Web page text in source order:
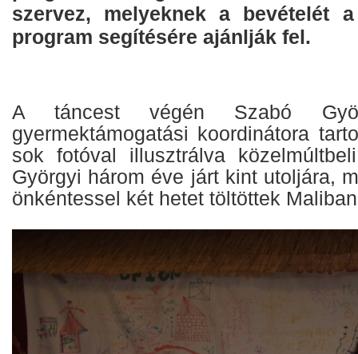
szervez, melyeknek a bevételét
program segítésére ajánlják fel.
A táncest végén Szabó
gyermektámogatási koordinátora
sok fotóval illusztrálva
Györgyi három éve járt kint utoljára,
önkéntessel két hetet töltöttek